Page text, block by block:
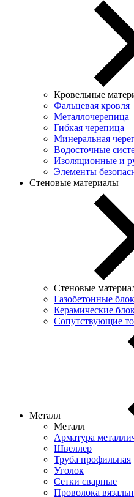
Кровельные
Фальцевая кровля
Металлочерепица
Гибкая черепица
Минеральная
Водосточные
Изоляционные и
Элементы
Стеновые материалы
Стеновые
Газобетонные
Керамические
Сопутствующие
Металл
Металл
Арматура
Швеллер
Труба профильная
Уголок
Сетки сварные
Проволока